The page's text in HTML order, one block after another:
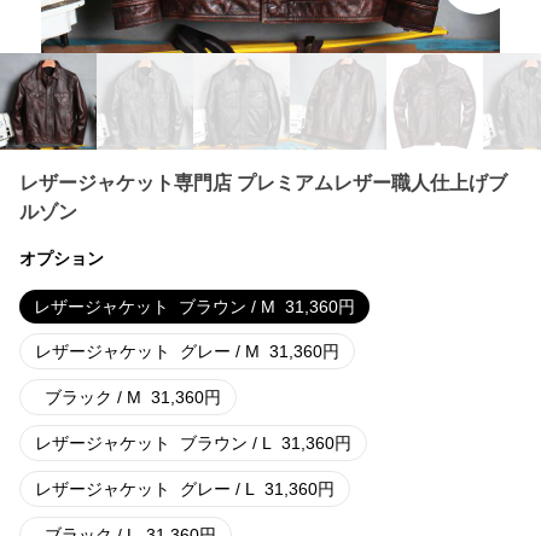
レザージャケット専門店 プレミアムレザー職人仕上げブ
ルゾン
オプション
レザージャケット ブラウン / M 31,360円
レザージャケット グレー / M 31,360円
ブラック / M 31,360円
レザージャケット ブラウン / L 31,360円
レザージャケット グレー / L 31,360円